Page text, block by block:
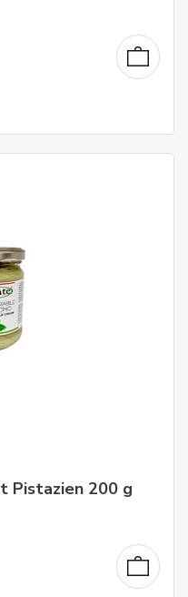
Pistazien 200 g